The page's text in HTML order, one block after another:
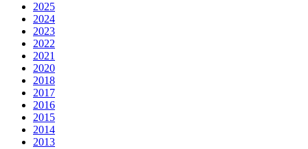
2025
2024
2023
2022
2021
2020
2018
2017
2016
2015
2014
2013